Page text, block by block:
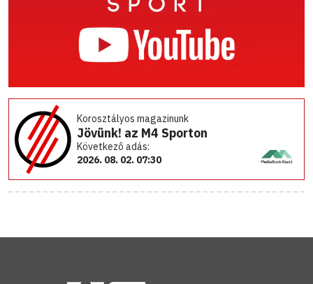
Korosztályos magazinunk
Jövünk! az M4 Sporton
Következő adás:
2026. 08. 02. 07:30